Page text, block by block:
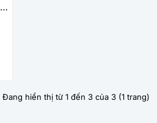
Đang hiển thị từ 1 đến 3 của 3 (1 trang)